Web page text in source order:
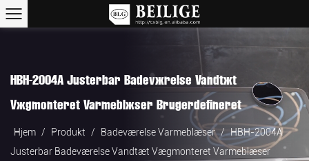
HBH-2004A Justerbar Badeværelse Vandtæt
Vægmonteret Varmeblæser Brugerdefineret
Hjem / Produkt / Badeværelse Varmeblæser / HBH-2004A
Justerbar Badeværelse Vandtæt Vægmonteret Varmeblæser